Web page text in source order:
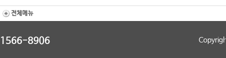
전체메뉴
1566-8906